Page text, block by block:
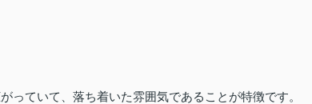
っていて、落ち着いた雰囲気であることが特徴です。